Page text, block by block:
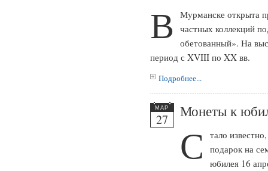
В
Мурманске открыта
частных коллекций
обетованный». На
период с XVIII по XX вв.
Подробнее...
МАР
27 Монеты к
С
тало
подарок на
юбилея 16